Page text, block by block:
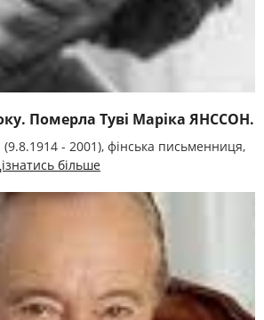
Померла Туві Маріка ЯНССОН.
- 2001), фінська письменниця,
більше